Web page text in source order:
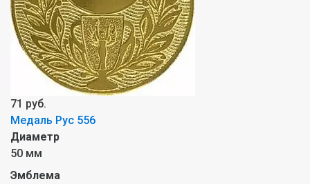
71 руб.
Медаль Рус 556
Диаметр
50 мм
Эмблема